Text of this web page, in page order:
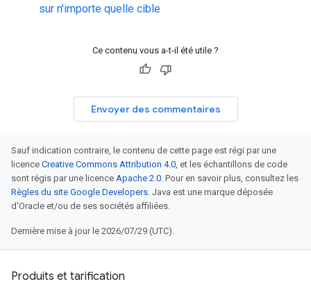
sur n'importe quelle cible
Ce contenu vous a-t-il été utile ?
Envoyer des commentaires
Sauf indication contraire, le contenu de cette page est régi par une
licence Creative Commons Attribution 4.0, et les échantillons de code
sont régis par une licence Apache 2.0. Pour en savoir plus, consultez les
Règles du site Google Developers. Java est une marque déposée
d'Oracle et/ou de ses sociétés affiliées.
Dernière mise à jour le 2026/07/29 (UTC).
Produits et tarification